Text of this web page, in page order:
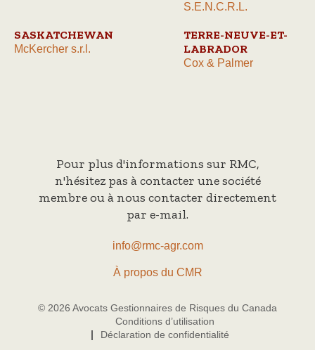
S.E.N.C.R.L.
SASKATCHEWAN
McKercher s.r.l.
TERRE-NEUVE-ET-
LABRADOR
Cox & Palmer
Pour plus d'informations sur RMC,
n'hésitez pas à contacter une société
membre ou à nous contacter directement
par e-mail.
info@rmc-agr.com
À propos du CMR
© 2026 Avocats Gestionnaires de Risques du Canada
Conditions d’utilisation
Déclaration de confidentialité